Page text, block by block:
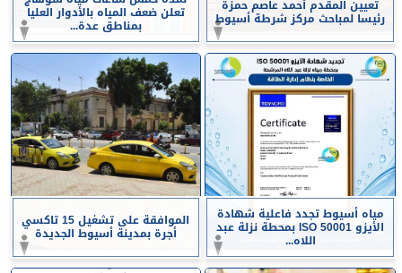
تعيين المقدم أحمد عاصم حمزة
رئيسا لمباحث مركز شرطة أسيوط تعلن ضعف المياه بالأدوار العليا
بمناطق عدة...
مياه أسيوط تجدد فاعلية شهادة
الأيزو ISO 50001 بمحطة نزلة عبد
اللاه...
الموافقة على تشغيل 15 تاكسي
أجرة بمدينة أسيوط الجديدة